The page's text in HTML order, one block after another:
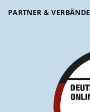
PARTNER & VERBÄNDE